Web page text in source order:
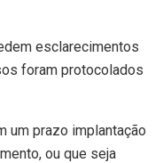
esclarecimentos
foram protocolados
um prazo implantação
ou que seja